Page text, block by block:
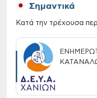
Σημαντικά
Κατά την τρέχουσα